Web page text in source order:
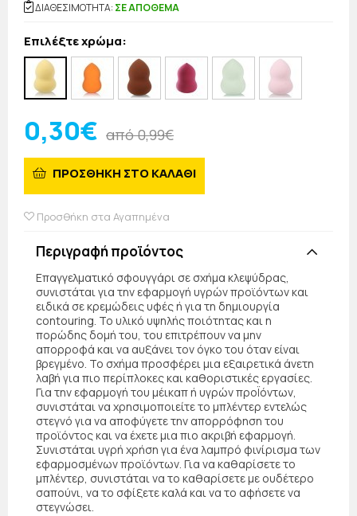
ΔΙΑΘΕΣΙΜΟΤΗΤΑ: ΣΕ ΑΠΟΘΕΜΑ
Επιλέξτε χρώμα:
0,30€ από 0,99€
ΠΡΟΣΘΗΚΗ ΣΤΟ ΚΑΛΑΘΙ
Προσθήκη στα Αγαπημένα
Περιγραφή προϊόντος
Επαγγελματικό σφουγγάρι σε σχήμα κλεψύδρας,
συνιστάται για την εφαρμογή υγρών προϊόντων και
ειδικά σε κρεμώδεις υφές ή για τη δημιουργία
contouring. Το υλικό υψηλής ποιότητας και η
πορώδης δομή του, τoυ επιτρέπουν να μην
απορροφά και να αυξάνει τον όγκο του όταν είναι
βρεγμένο. Το σχήμα προσφέρει μια εξαιρετικά άνετη
λαβή για πιο περίπλοκες και καθοριστικές εργασίες.
Για την εφαρμογή του μέικαπ ή υγρών προΪόντων,
συνιστάται να χρησιμοποιείτε το μπλέντερ εντελώς
στεγνό για να αποφύγετε την απορρόφηση του
προϊόντος και να έχετε μια πιο ακριβή εφαρμογή.
Συνιστάται υγρή χρήση για ένα λαμπρό φινίρισμα των
εφαρμοσμένων προϊόντων. Για να καθαρίσετε το
μπλέντερ, συνιστάται να το καθαρίσετε με ουδέτερο
σαπούνι, να το σφίξετε καλά και να το αφήσετε να
στεγνώσει.